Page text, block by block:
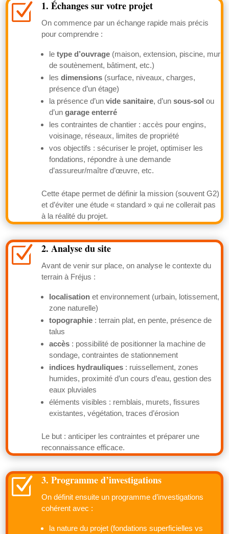
Z 1. Échanges sur votre projet
On commence par un échange rapide mais précis
pour comprendre :
le type d’ouvrage(maison, extension, piscine, mur
de soutènement, bâtiment, etc.)
les dimensions(surface, niveaux, charges,
présence d’un étage)
la présence d’un vide sanitaire, d’un sous-sol ou
d’un garage enterré
les contraintes de chantier : accès pour engins,
voisinage, réseaux, limites de propriété
vos objectifs : sécuriser le projet, optimiser les
fondations, répondre à une demande
d’assureur/maître d’œuvre, etc.
Cette étape permet de définir la mission (souvent G2)
et d’éviter une étude « standard » qui ne collerait pas
à la réalité du projet.
Z 2. Analyse du site
Avant de venir sur place, on analyse le contexte du
terrain à Fréjus :
localisationet environnement (urbain, lotissement,
zone naturelle)
topographie: terrain plat, en pente, présence de
talus
accès: possibilité de positionner la machine de
sondage, contraintes de stationnement
indices hydrauliques: ruissellement, zones
humides, proximité d’un cours d’eau, gestion des
eaux pluviales
éléments visibles : remblais, murets, fissures
existantes, végétation, traces d’érosion
Le but : anticiper les contraintes et préparer une
reconnaissance efficace.
Z 3. Programme d’investigations
On définit ensuite un programme d’investigations
cohérent avec :
la nature du projet (fondations superficielles vs